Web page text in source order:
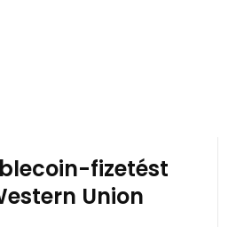
fizetést
Union